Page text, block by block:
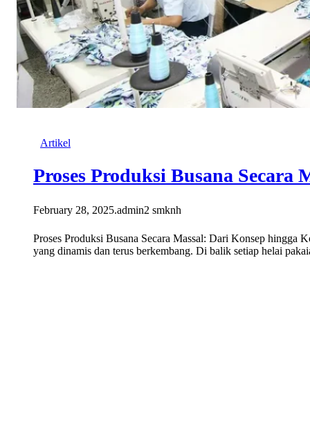
Artikel
Proses Produksi Busana Secara
February 28, 2025.admin2 smknh
Proses Produksi Busana Secara Massal: Dari Konsep hingga
yang dinamis dan terus berkembang. Di balik setiap helai